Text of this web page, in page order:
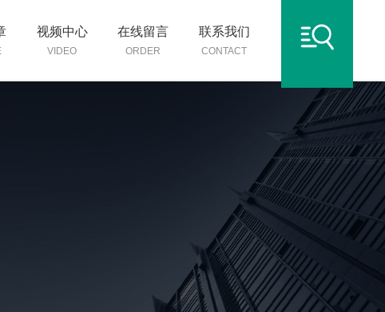
视频中心
VIDEO
在线留言
ORDER
联系我们
CONTACT